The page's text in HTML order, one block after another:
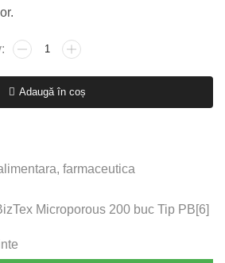
Cantitate
BizTex
Tip
alb
Adaugă în coș
farmaceutica
Microporous 200 buc Tip PB[6]